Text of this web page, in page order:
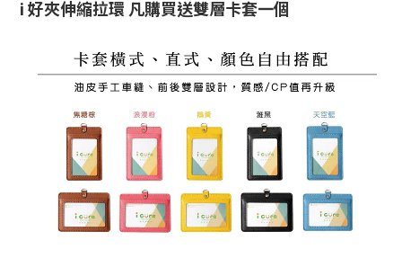
i 好夾伸縮拉環 凡購買送雙層卡套一個